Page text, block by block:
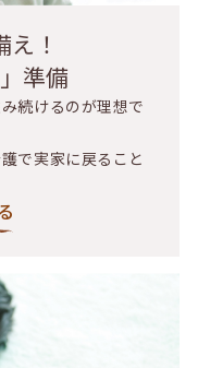
え！
準備
続けるのが理想で
で実家に戻ること